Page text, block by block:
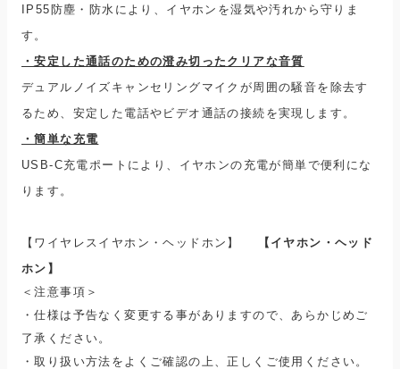
IP55防塵・防水により、イヤホンを湿気や汚れから守りま
す。
・安定した通話のための澄み切ったクリアな音質
デュアルノイズキャンセリングマイクが周囲の騒音を除去す
るため、安定した電話やビデオ通話の接続を実現します。
・簡単な充電
USB-C充電ポートにより、イヤホンの充電が簡単で便利にな
ります。
【ワイヤレスイヤホン・ヘッドホン】
【イヤホン・ヘッド
ホン】
＜注意事項＞
・仕様は予告なく変更する事がありますので、あらかじめご
了承ください。
・取り扱い方法をよくご確認の上、正しくご使用ください。